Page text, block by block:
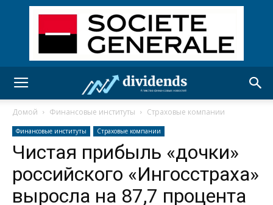
Домой Финансовые институты Страховые компании
Финансовые институты Страховые компании
Чистая прибыль «дочки»
российского «Ингосстраха»
выросла на 87,7 процента